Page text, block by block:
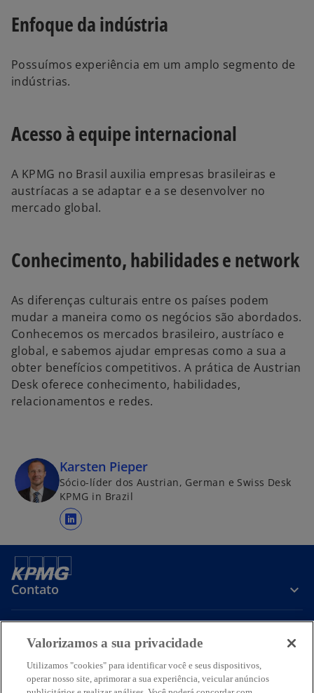
Enfoque da indústria
Possuímos experiência em um amplo segmento de
indústrias.
Acesso à equipe internacional
A KPMG no Brasil auxilia empresas brasileiras e
austríacas a se adaptar e a se desenvolver no
mercado global.
Conhecimento, habilidades e network
As diferenças culturais entre os países podem
mudar a maneira como os negócios são abordados.
Conhecemos os mercados brasileiro, austríaco e
global, e sabemos ajudar empresas como a sua a
obter benefícios competitivos. A prática de Austrian
Desk oferece conhecimento, habilidades,
relacionamentos e redes.
Karsten Pieper
Sócio-líder dos Austrian, German e Swiss Desk
KPMG in Brazil
a
b
r
e
m
u
m
a
n
Contato
Sobre a KPMG
Serviços
Valorizamos a sua privacidade
Utilizamos "cookies" para identificar você e seus dispositivos,
operar nosso site, aprimorar a sua experiência, veicular anúncios